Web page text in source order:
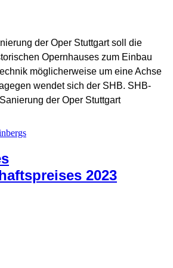
SHB Redaktion
Positionen
der Oper Stuttgart soll die
Opernhauses zum Einbau
möglicherweise um eine Achse
wendet sich der SHB. SHB-
der Oper Stuttgart
2023